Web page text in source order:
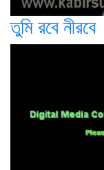
তুমি রবে নীরবে